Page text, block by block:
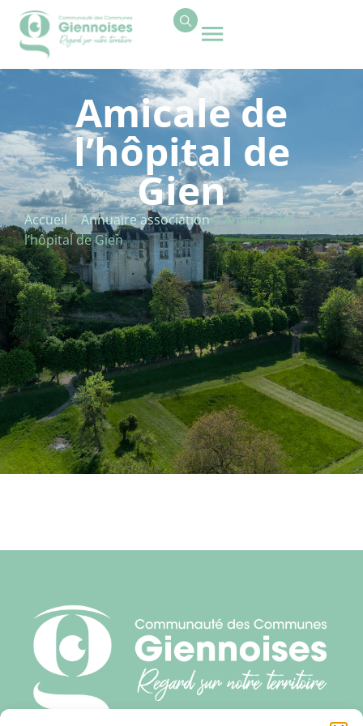
principal
Amicale de
l’hôpital de
Gien
Accueil >Annuaire association>Amicale de
l’hôpital de Gien